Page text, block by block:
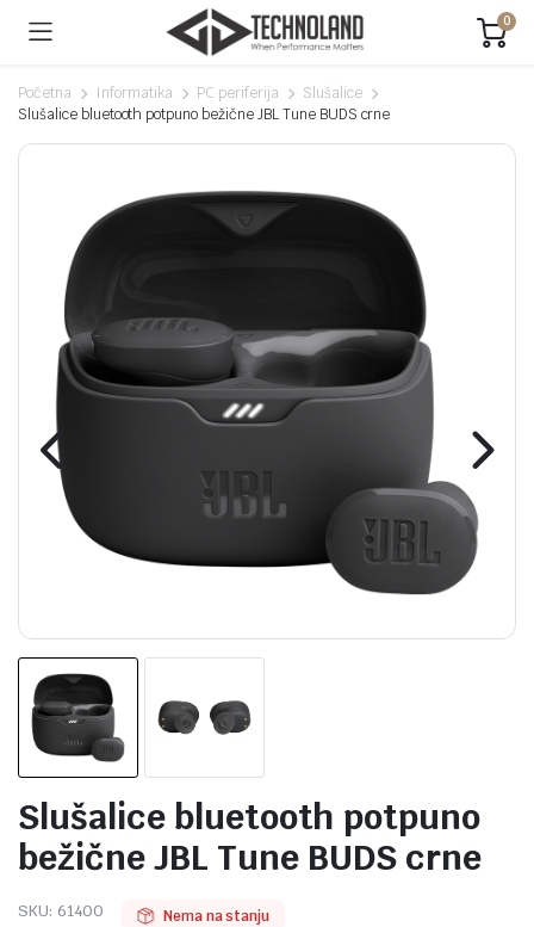
0
Početna Informatika PC periferija
Slušalice
Slušalice bluetooth potpuno bežične JBL Tune BUDS crne
Slušalice bluetooth potpuno
bežične JBL Tune BUDS crne
SKU: 61400 Nema na stanju